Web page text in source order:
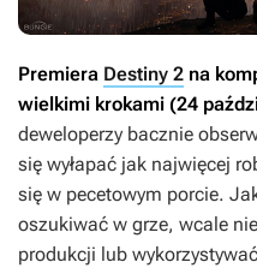
Premiera Destiny 2 na
wielkimi krokami (24
deweloperzy bacznie
się wyłapać jak najwięcej
się w pecetowym porcie.
oszukiwać w grze, wcale
produkcji lub